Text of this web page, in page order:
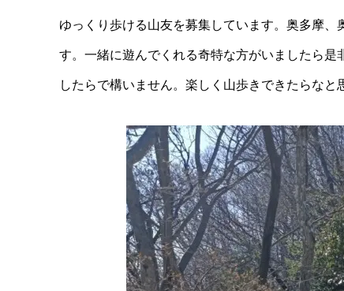
ゆっくり歩ける山友を募集しています。奥多摩
す。一緒に遊んでくれる奇特な方がいましたら
したらで構いません。楽しく山歩きできたらなと